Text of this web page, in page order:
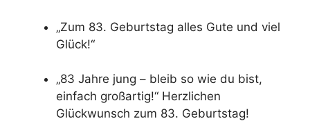
„Zum 83. Geburtstag alles Gute und viel
Glück!“
„83 Jahre jung – bleib so wie du bist,
einfach großartig!“ Herzlichen
Glückwunsch zum 83. Geburtstag!